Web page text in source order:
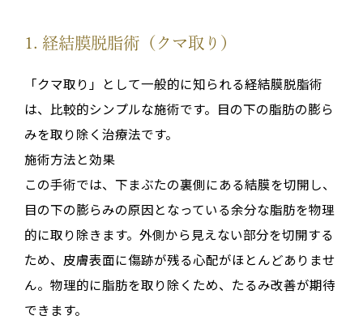
1. 経結膜脱脂術（クマ取り）
「クマ取り」として一般的に知られる経結膜脱脂術
は、比較的シンプルな施術です。目の下の脂肪の膨ら
みを取り除く治療法です。
施術方法と効果
この手術では、下まぶたの裏側にある結膜を切開し、
目の下の膨らみの原因となっている余分な脂肪を物理
的に取り除きます。外側から見えない部分を切開する
ため、皮膚表面に傷跡が残る心配がほとんどありませ
ん。物理的に脂肪を取り除くため、たるみ改善が期待
できます。